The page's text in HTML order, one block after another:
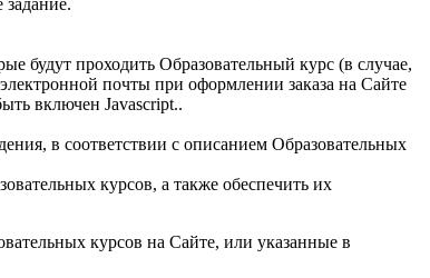
будут проходить Образовательный курс (в случае,
почты при оформлении заказа на Сайте
включен Javascript..
в соответствии с описанием Образовательных
курсов, а также обеспечить их
курсов на Сайте, или указанные в